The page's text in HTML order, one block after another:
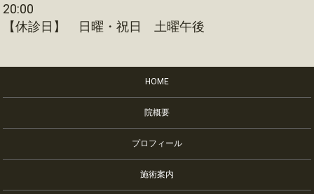
20:00
【休診日】 日曜・祝日 土曜午後
HOME
院概要
プロフィール
施術案内